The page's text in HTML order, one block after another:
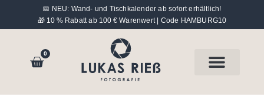
📅 NEU: Wand- und Tischkalender ab sofort erhältlich!
🎁 10 % Rabatt ab 100 € Warenwert | Code HAMBURG10
0